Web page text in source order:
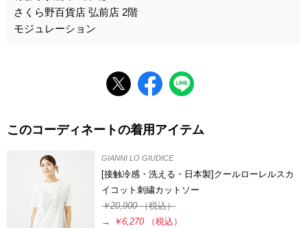
さくら野百貨店 弘前店 2階
モジュレーション
このコーディネートの着用アイテム
GIANNI LO GIUDICE
[接触冷感・洗える・日本製]クールローレルスカ
イコット刺繍カットソー
￥20,900（税込）
→
￥6,270
（税込）